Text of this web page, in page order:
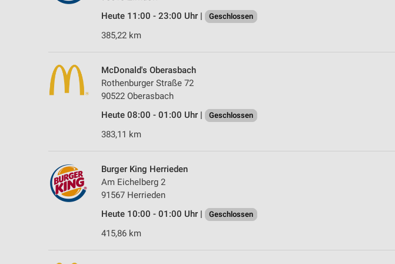
Heute 11:00 - 23:00 Uhr |
Geschlossen
385,22 km
McDonald's Oberasbach
Rothenburger Straße 72
90522 Oberasbach
Heute 08:00 - 01:00 Uhr |
Geschlossen
383,11 km
Burger King Herrieden
Am Eichelberg 2
91567 Herrieden
Heute 10:00 - 01:00 Uhr |
Geschlossen
415,86 km